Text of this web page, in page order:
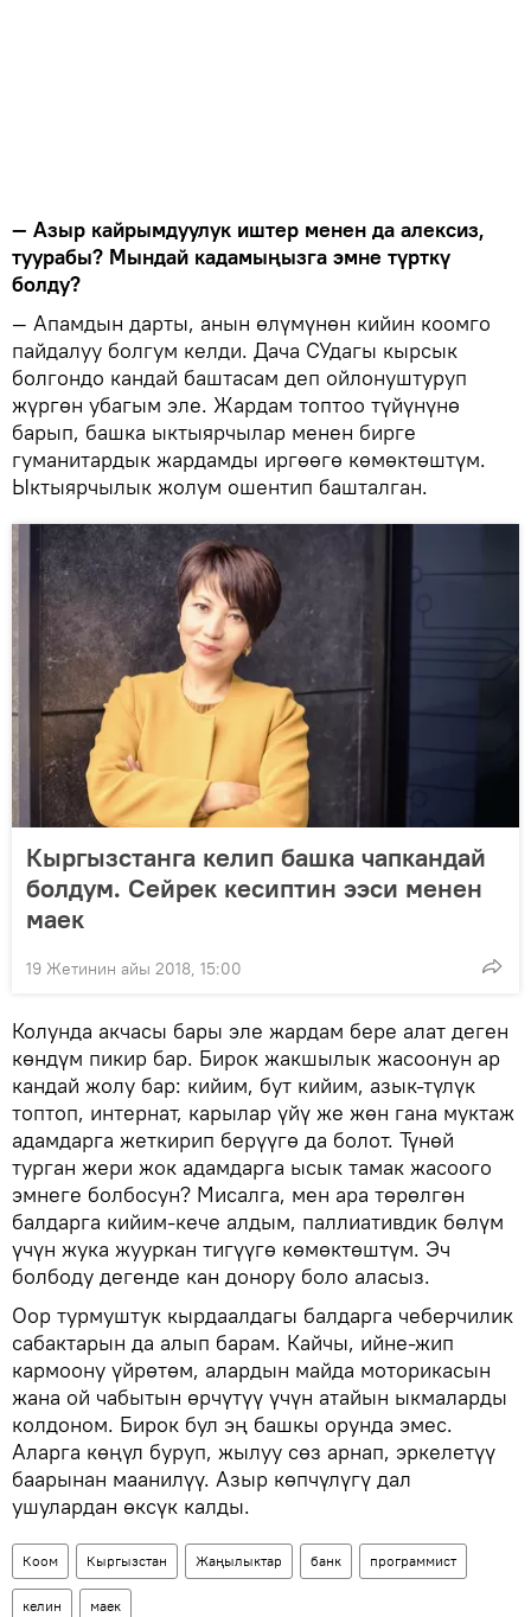
— Азыр кайрымдуулук иштер менен да алексиз,
туурабы? Мындай кадамыңызга эмне түрткү
болду?
— Апамдын дарты, анын өлүмүнөн кийин коомго
пайдалуу болгум келди. Дача СУдагы кырсык
болгондо кандай баштасам деп ойлонуштуруп
жүргөн убагым эле. Жардам топтоо түйүнүнө
барып, башка ыктыярчылар менен бирге
гуманитардык жардамды иргөөгө көмөктөштүм.
Ыктыярчылык жолум ошентип башталган.
Кыргызстанга келип башка чапкандай
болдум. Сейрек кесиптин ээси менен
маек
19 Жетинин айы 2018, 15:00
Колунда акчасы бары эле жардам бере алат деген
көндүм пикир бар. Бирок жакшылык жасоонун ар
кандай жолу бар: кийим, бут кийим, азык-түлүк
топтоп, интернат, карылар үйү же жөн гана муктаж
адамдарга жеткирип берүүгө да болот. Түнөй
турган жери жок адамдарга ысык тамак жасоого
эмнеге болбосун? Мисалга, мен ара төрөлгөн
балдарга кийим-кече алдым, паллиативдик бөлүм
үчүн жука жууркан тигүүгө көмөктөштүм. Эч
болбоду дегенде кан донору боло аласыз.
Оор турмуштук кырдаалдагы балдарга чеберчилик
сабактарын да алып барам. Кайчы, ийне-жип
кармоону үйрөтөм, алардын майда моторикасын
жана ой чабытын өрчүтүү үчүн атайын ыкмаларды
колдоном. Бирок бул эң башкы орунда эмес.
Аларга көңүл буруп, жылуу сөз арнап, эркелетүү
баарынан маанилүү. Азыр көпчүлүгү дал
ушулардан өксүк калды.
Коом Кыргызстан Жаңылыктар банк программист
келин маек